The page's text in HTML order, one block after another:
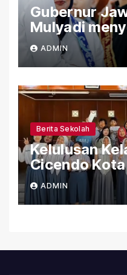
Gubernur
Mulyadi
Bantuan
SLBN
ADMIN
Berita Sekolah
Kelulusan
Cicendo
ADMIN